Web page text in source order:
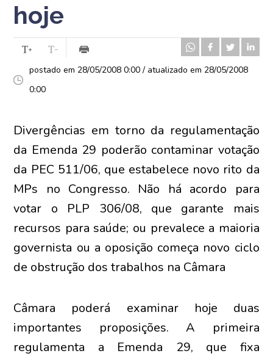
hoje
postado em 28/05/2008 0:00 / atualizado em 28/05/2008
0:00
Divergências em torno da regulamentação
da Emenda 29 poderão contaminar votação
da PEC 511/06, que estabelece novo rito da
MPs no Congresso. Não há acordo para
votar o PLP 306/08, que garante mais
recursos para saúde; ou prevalece a maioria
governista ou a oposição começa novo ciclo
de obstrução dos trabalhos na Câmara
Câmara poderá examinar hoje duas
importantes proposições. A primeira
regulamenta a Emenda 29, que fixa